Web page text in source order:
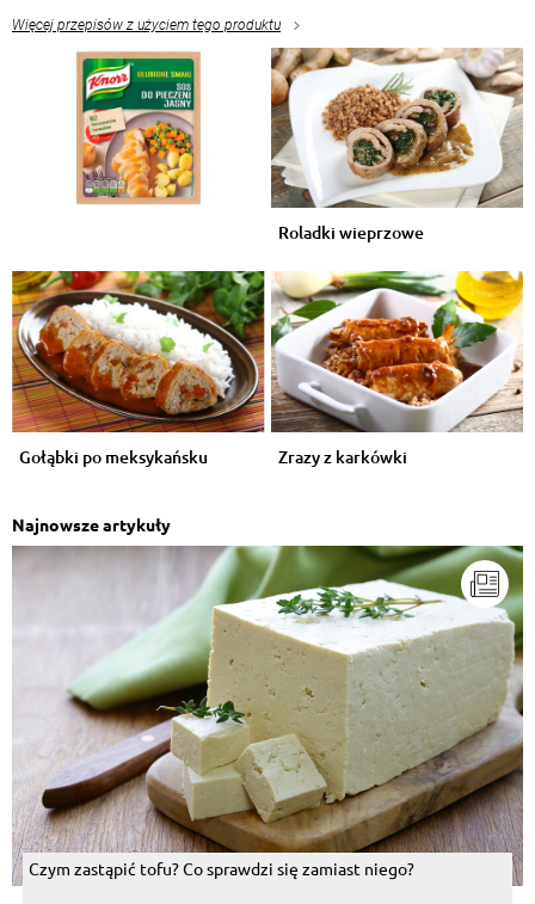
Więcej przepisów z użyciem tego produktu
Roladki wieprzowe
Gołąbki po meksykańsku Zrazy z karkówki
Najnowsze artykuły
Czym zastąpić tofu? Co sprawdzi się zamiast niego?